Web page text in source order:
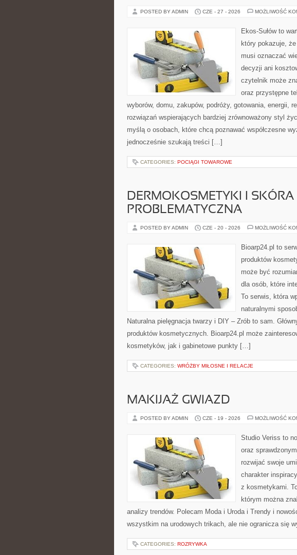
POSTED BY ADMIN CZE - 27 - 2026 MOŻLIWOŚĆ
Ekos-Sułów to
który pokazuje,
musi oznaczać
decyzji ani
czytelnik może
oraz przystępne
wyborów, domu, zakupów, podróży, gotowania, energii,
rozwiązań wspierających bardziej zrównoważony styl
myślą o osobach, które chcą poznawać współczesne
jednocześnie szukają treści […]
CATEGORIES: POCIĄGI TOWAROWE
DERMOKOSMETYKI I SKÓRA
PROBLEMATYCZNA
POSTED BY ADMIN CZE - 20 - 2026 MOŻLIWOŚĆ
Bioarp24.pl to
produktów
może być
dla osób, które
To serwis, która
naturalnymi
Naturalna pielęgnacja twarzy i DIY – Zrób to sam.
produktów kosmetycznych. Bioarp24.pl może
kosmetyków, jak i gabinetowe punkty […]
CATEGORIES: WRÓŻBY MIŁOSNE I RELACJE
MAKIJAŻ GWIAZD
POSTED BY ADMIN CZE - 19 - 2026 MOŻLIWOŚĆ
Studio Veriss to
oraz
rozwijać swoje
charakter
z kosmetykami.
którym można
analizy trendów. Polecam Moda i Uroda i Trendy i
wszystkim na urodowych trikach, ale nie ogranicza się
CATEGORIES: ROZRYWKA